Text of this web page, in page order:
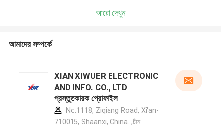
আরো দেখুন
আমাদের সম্পর্কে
XIAN XIWUER ELECTRONIC
AND INFO. CO., LTD
প্রস্তুতকারক প্রোফাইল
No.1118, Ziqiang Road, Xi'an-
710015, Shaanxi, China. ,চীন